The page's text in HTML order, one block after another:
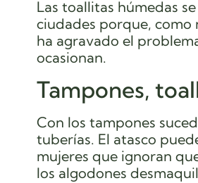
Las toallitas húmedas
ciudades porque, como
ha agravado el
ocasionan.
Tampones,
Con los tampones
tuberías. El atasco
mujeres que ignoran
los algodones